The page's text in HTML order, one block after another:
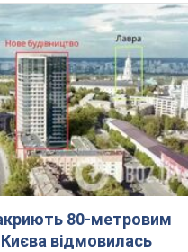
80-метровим
відмовилась